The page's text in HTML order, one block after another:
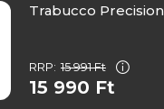
Trabucco
RRP: 15 991 Ft
15 990 Ft